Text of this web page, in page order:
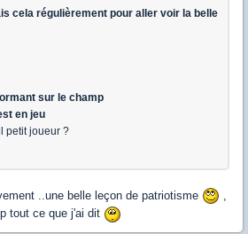
cela régulièrement pour aller voir la belle
sur le champ
en jeu
petit joueur ?
..une belle leçon de patriotisme
tout ce que j'ai dit